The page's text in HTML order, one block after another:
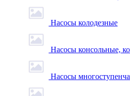
Насосы колодезные
Насосы консольные,
Насосы